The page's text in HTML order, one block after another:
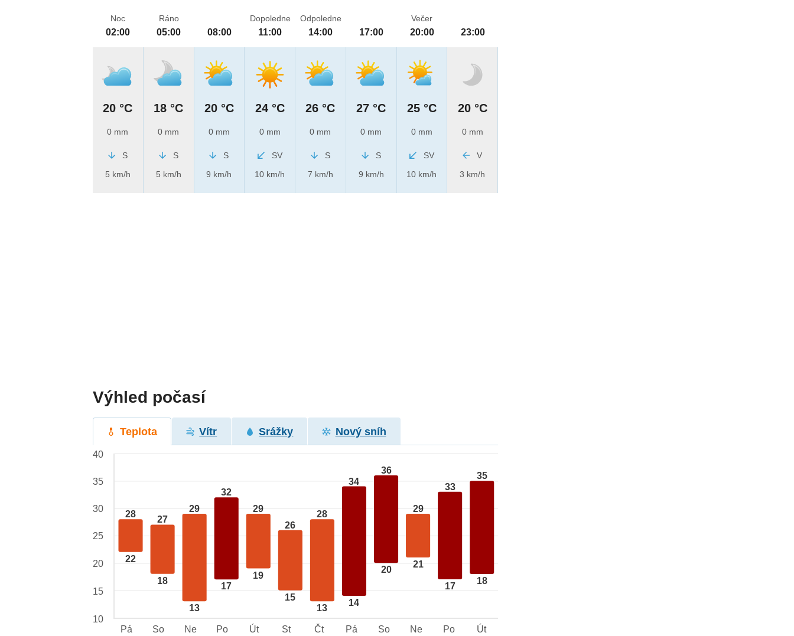
Noc
02:00
20 °C
0 mm
S
5 km/h
Ráno
05:00
18 °C
0 mm
S
5 km/h
08:00
20 °C
0 mm
S
9 km/h
Dopoledne
11:00
24 °C
0 mm
SV
10 km/h
Odpoledne
14:00
26 °C
0 mm
S
7 km/h
17:00
27 °C
0 mm
S
9 km/h
Večer
20:00
25 °C
0 mm
SV
10 km/h
23:00
20 °C
0 mm
V
3 km/h
Výhled počasí
Teplota Vítr Srážky Nový sníh
28
22
27
18
29
13
32
17
29
19
26
15
28
13
34
14
36
20
29
21
33
17
35
18
40
35
30
25
20
15
10
Pá
So Ne Po Út St Čt Pá So Ne Po Út